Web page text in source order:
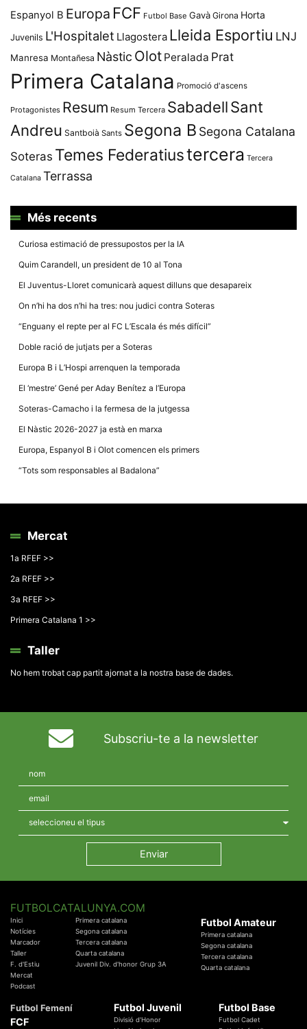
Espanyol B Europa FCF Futbol Base Gavà Girona Horta
Juvenils L'Hospitalet Llagostera Lleida Esportiu LNJ
Manresa Montañesa Nàstic Olot Peralada Prat
Primera Catalana Promoció d'ascens
Protagonistes Resum Resum Tercera SabadellSant
Andreu Santboià Sants Segona B Segona Catalana
Soteras Temes Federatiustercera Tercera
Catalana Terrassa
Més recents
Curiosa estimació de pressupostos per la IA
Quim Carandell, un president de 10 al Tona
El Juventus-Lloret comunicarà aquest dilluns que desapareix
On n’hi ha dos n’hi ha tres: nou judici contra Soteras
“Enguany el repte per al FC L’Escala és més difícil”
Doble ració de jutjats per a Soteras
Europa B i L’Hospi arrenquen la temporada
El ‘mestre’ Gené per Aday Benítez a l’Europa
Soteras-Camacho i la fermesa de la jutgessa
El Nàstic 2026-2027 ja està en marxa
Europa, Espanyol B i Olot comencen els primers
“Tots som responsables al Badalona”
Mercat
1a RFEF >>
2a RFEF >>
3a RFEF >>
Primera Catalana 1 >>
Taller
No hem trobat cap partit ajornat a la nostra base de dades.
Subscriu-te a la newsletter
FUTBOLCATALUNYA.COM
Inici
Notícies
Marcador
Taller
F. d'Estiu
Mercat
Podcast
Primera catalana
Segona catalana
Tercera catalana
Quarta catalana
Juvenil Div. d'honor Grup 3A
Futbol Amateur
Primera catalana
Segona catalana
Tercera catalana
Quarta catalana
Futbol Femení
FCF
Futbol Juvenil
Divisió d'Honor
Futbol Base
Futbol Cadet